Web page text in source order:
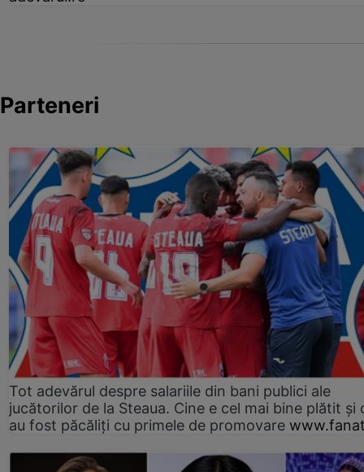
Parteneri
Tot adevărul despre salariile din bani publici ale
jucătorilor de la Steaua. Cine e cel mai bine plătit și
au fost păcăliți cu primele de promovare